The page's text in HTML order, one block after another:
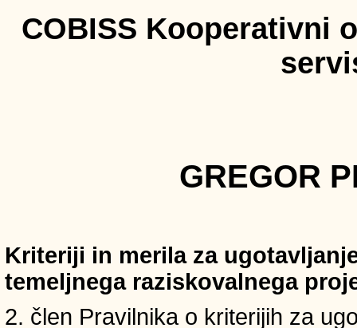
COBISS Kooperativni
GREGOR
Kriteriji in merila za
temeljnega raziskovalnega
2. člen Pravilnika o kriterijih za